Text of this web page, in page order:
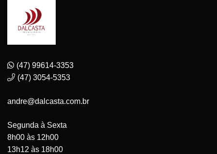
(47) 99614-3353
(47) 3054-5353
andre@dalcasta.com.br
Segunda à Sexta
8h00 às 12h00
13h12 às 18h00